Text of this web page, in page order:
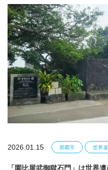
2026.01.15 那覇市 世界
「園比屋武御獄石門」は世界